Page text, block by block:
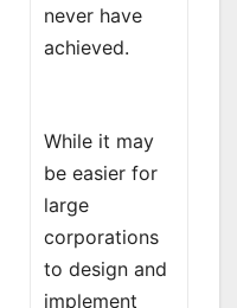
never have
achieved.
While it may
be easier for
large
corporations
to design and
implement